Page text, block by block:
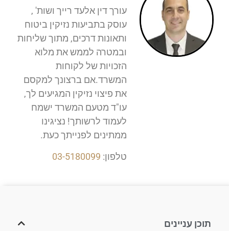
עורך דין אלעד רייך ושות' ,
עוסק בתביעות נזיקין ביטוח
ותאונות דרכים, מתוך שליחות
ובמטרה לממש את מלוא
הזכויות של לקוחות
המשרד.אם ברצונך למקסם
את פיצוי נזיקין המגיעים לך,
עו"ד מטעם המשרד ישמח
לעמוד לרשותך! נציגינו
ממתינים לפנייתך כעת.
טלפון: 03-5180099
תוכן עניינים